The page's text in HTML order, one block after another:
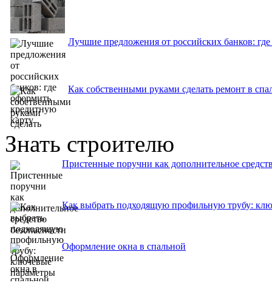
Лучшие предложения от российских банков:
Как собственными руками сделать ремонт в
Знать строителю
Пристенные поручни как дополнительное
Как выбрать подходящую профильную трубу:
Оформление окна в спальной